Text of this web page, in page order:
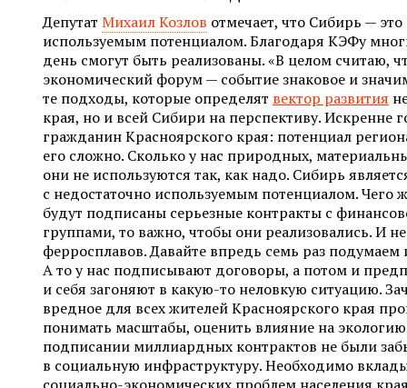
Депутат Михаил Козлов отмечает, что Сибирь —
используемым потенциалом. Благодаря КЭФу
день смогут быть реализованы. «В целом считаю,
экономический форум — событие знаковое и
те подходы, которые определят вектор развития
края, но и всей Сибири на перспективу. Искренне
гражданин Красноярского края: потенциал
его сложно. Сколько у нас природных,
они не используются так, как надо. Сибирь
с недостаточно используемым потенциалом. Чего
будут подписаны серьезные контракты с
группами, то важно, чтобы они реализовались. И не
ферросплавов. Давайте впредь семь раз
А то у нас подписывают договоры, а потом и
и себя загоняют в какую-то неловкую ситуацию.
вредное для всех жителей Красноярского края
понимать масштабы, оценить влияние на
подписании миллиардных контрактов не были
в социальную инфраструктуру. Необходимо